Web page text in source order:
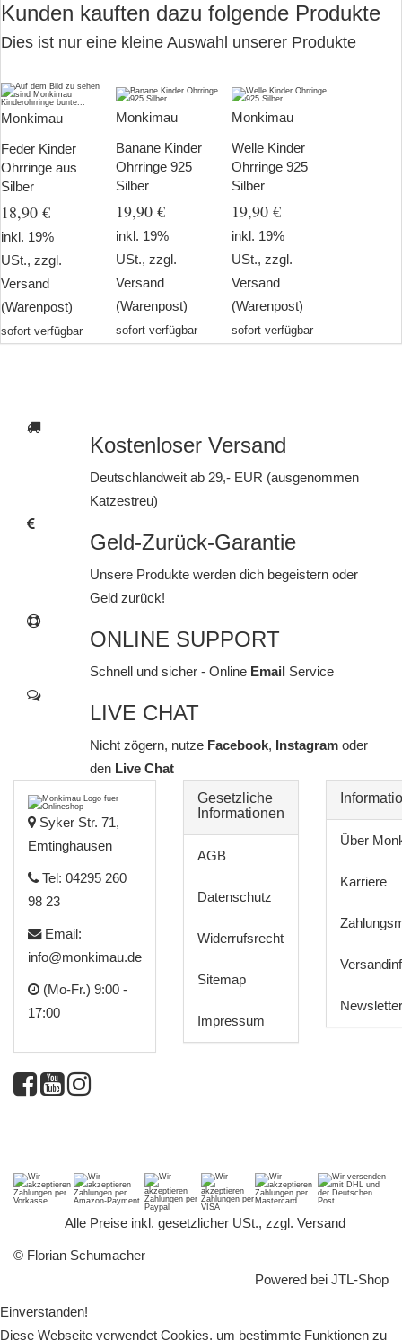
Kunden kauften dazu folgende Produkte
Dies ist nur eine kleine Auswahl unserer Produkte
Monkimau
Feder Kinder
Ohrringe aus
Silber
18,90 €
inkl. 19%
USt., zzgl.
Versand
(Warenpost)
sofort verfügbar
Monkimau
Banane Kinder
Ohrringe 925
Silber
19,90 €
inkl. 19%
USt., zzgl.
Versand
(Warenpost)
sofort verfügbar
Monkimau
Welle Kinder
Ohrringe 925
Silber
19,90 €
inkl. 19%
USt., zzgl.
Versand
(Warenpost)
sofort verfügbar
Kostenloser Versand
Deutschlandweit ab 29,- EUR (ausgenommen
Katzestreu)
Geld-Zurück-Garantie
Unsere Produkte werden dich begeistern oder
Geld zurück!
ONLINE SUPPORT
Schnell und sicher - Online Email Service
LIVE CHAT
Nicht zögern, nutze Facebook, Instagram oder
denLive Chat
Syker Str. 71,
Emtinghausen
Tel: 04295 260
98 23
Email:
info@monkimau.de
(Mo-Fr.) 9:00 -
17:00
Gesetzliche
Informationen
AGB
Datenschutz
Widerrufsrecht
Sitemap
Impressum
Über
Karriere
Newsletter
Alle Preise inkl. gesetzlicher USt., zzgl. Versand
© Florian Schumacher
Powered bei JTL-Shop
Einverstanden!
Diese Webseite verwendet Cookies, um bestimmte Funktionen zu